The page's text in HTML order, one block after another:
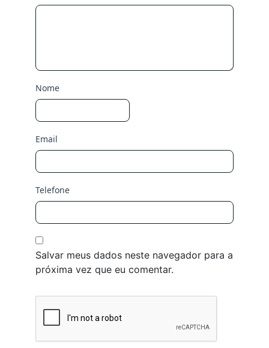
Nome
Email
Telefone
Salvar meus dados neste navegador para a
próxima vez que eu comentar.